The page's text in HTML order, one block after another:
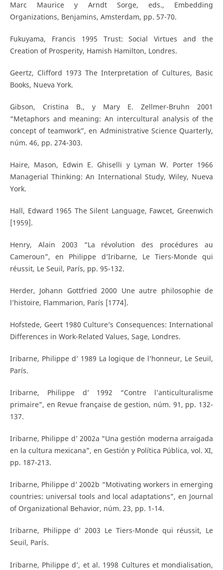
Marc Maurice y Arndt Sorge, eds., Embedding
Organizations, Benjamins, Amsterdam, pp. 57-70.
Fukuyama, Francis 1995 Trust: Social Virtues and the
Creation of Prosperity, Hamish Hamilton, Londres.
Geertz, Clifford 1973 The Interpretation of Cultures, Basic
Books, Nueva York.
Gibson, Cristina B., y Mary E. Zellmer-Bruhn 2001
“Metaphors and meaning: An intercultural analysis of the
concept of teamwork”, en Administrative Science Quarterly,
núm. 46, pp. 274-303.
Haire, Mason, Edwin E. Ghiselli y Lyman W. Porter 1966
Managerial Thinking: An International Study, Wiley, Nueva
York.
Hall, Edward 1965 The Silent Language, Fawcet, Greenwich
[1959].
Henry, Alain 2003 “La révolution des procédures au
Cameroun”, en Philippe d’Iribarne, Le Tiers-Monde qui
réussit, Le Seuil, París, pp. 95-132.
Herder, Johann Gottfried 2000 Une autre philosophie de
l’histoire, Flammarion, París [1774].
Hofstede, Geert 1980 Culture’s Consequences: International
Differences in Work-Related Values, Sage, Londres.
Iribarne, Philippe d’ 1989 La logique de l’honneur, Le Seuil,
París.
Iribarne, Philippe d’ 1992 “Contre l’anticulturalisme
primaire”, en Revue française de gestion, núm. 91, pp. 132-
137.
Iribarne, Philippe d’ 2002a “Una gestión moderna arraigada
en la cultura mexicana”, en Gestión y Política Pública, vol. XI,
pp. 187-213.
Iribarne, Philippe d’ 2002b “Motivating workers in emerging
countries: universal tools and local adaptations”, en Journal
of Organizational Behavior, núm. 23, pp. 1-14.
Iribarne, Philippe d’ 2003 Le Tiers-Monde qui réussit, Le
Seuil, París.
Iribarne, Philippe d’, et al. 1998 Cultures et mondialisation,